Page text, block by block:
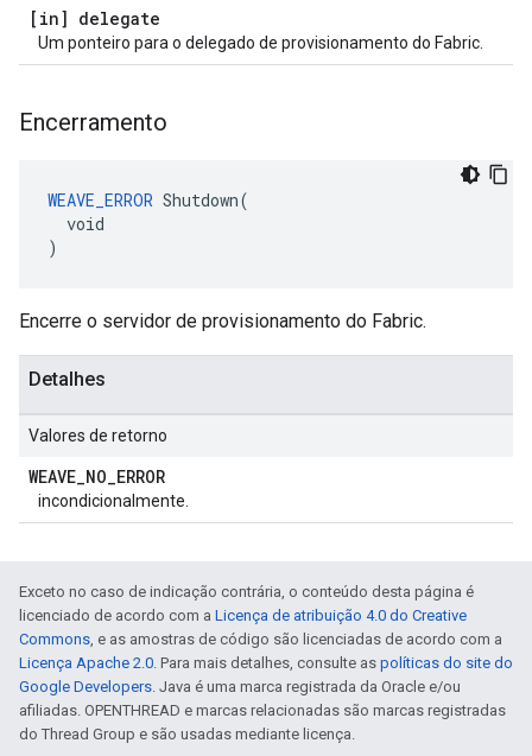
[in] delegate
Um ponteiro para o delegado de provisionamento do Fabric.
Encerramento
WEAVE_ERROR Shutdown(
  void
)
Encerre o servidor de provisionamento do Fabric.
Detalhes
Valores de retorno
WEAVE_NO_ERROR
incondicionalmente.
Exceto no caso de indicação contrária, o conteúdo desta página é
licenciado de acordo com a Licença de atribuição 4.0 do Creative
Commons, e as amostras de código são licenciadas de acordo com a
Licença Apache 2.0. Para mais detalhes, consulte as políticas do site do
Google Developers. Java é uma marca registrada da Oracle e/ou
afiliadas. OPENTHREAD e marcas relacionadas são marcas registradas
do Thread Group e são usadas mediante licença.